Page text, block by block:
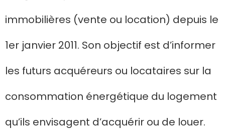
immobilières (vente ou location) depuis le
1er janvier 2011. Son objectif est d’informer
les futurs acquéreurs ou locataires sur la
consommation énergétique du logement
qu’ils envisagent d’acquérir ou de louer.